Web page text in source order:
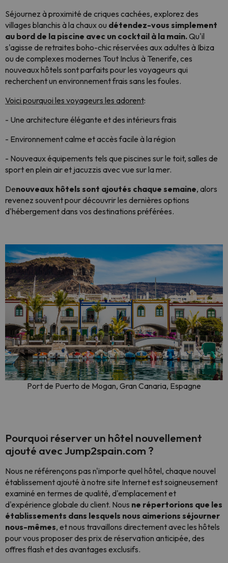
Séjournez à proximité de criques cachées, explorez des
villages blanchis à la chaux ou détendez-vous simplement
au bord de la piscine avec un cocktail à la main.Qu'il
s'agisse de retraites boho-chic réservées aux adultes à Ibiza
ou de complexes modernes Tout Inclus à Tenerife, ces
nouveaux hôtels sont parfaits pour les voyageurs qui
recherchent un environnement frais sans les foules.
Voici pourquoi les voyageurs les adorent:
- Une architecture élégante et des intérieurs frais
- Environnement calme et accès facile à la région
- Nouveaux équipements tels que piscines sur le toit, salles de
sport en plein air et jacuzzis avec vue sur la mer.
Denouveaux hôtels sont ajoutés chaque semaine, alors
revenez souvent pour découvrir les dernières options
d'hébergement dans vos destinations préférées.
Port de Puerto de Mogan, Gran Canaria, Espagne
Pourquoi réserver un hôtel nouvellement
ajouté avec Jump2spain.com ?
Nous ne référençons pas n'importe quel hôtel, chaque nouvel
établissement ajouté à notre site Internet est soigneusement
examiné en termes de qualité, d'emplacement et
d'expérience globale du client. Nous ne répertorions que les
établissements dans lesquels nous aimerions séjourner
nous-mêmes, et nous travaillons directement avec les hôtels
pour vous proposer des prix de réservation anticipée, des
offres flash et des avantages exclusifs.